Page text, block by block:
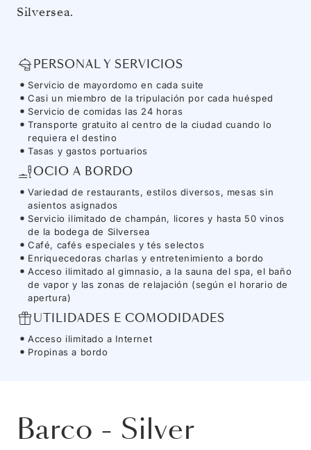
Silversea.
PERSONAL Y SERVICIOS
Servicio de mayordomo en cada suite
Casi un miembro de la tripulación por cada huésped
Servicio de comidas las 24 horas
Transporte gratuito al centro de la ciudad cuando lo
requiera el destino
Tasas y gastos portuarios
OCIO A BORDO
Variedad de restaurants, estilos diversos, mesas sin
asientos asignados
Servicio ilimitado de champán, licores y hasta 50 vinos
de la bodega de Silversea
Café, cafés especiales y tés selectos
Enriquecedoras charlas y entretenimiento a bordo
Acceso ilimitado al gimnasio, a la sauna del spa, el baño
de vapor y las zonas de relajación (según el horario de
apertura)
UTILIDADES E COMODIDADES
Acceso ilimitado a Internet
Propinas a bordo
Barco - Silver